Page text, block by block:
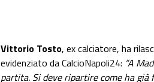
Vittorio Tosto, ex calciatore, ha
evidenziato da CalcioNapoli24: “A
partita. Si deve ripartire come ha